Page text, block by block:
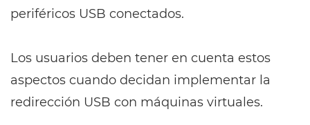
periféricos USB conectados.
Los usuarios deben tener en cuenta estos
aspectos cuando decidan implementar la
redirección USB con máquinas virtuales.